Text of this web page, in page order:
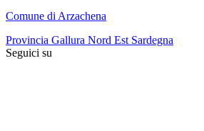
Comune di Arzachena
Provincia Gallura Nord Est Sardegna
Seguici su